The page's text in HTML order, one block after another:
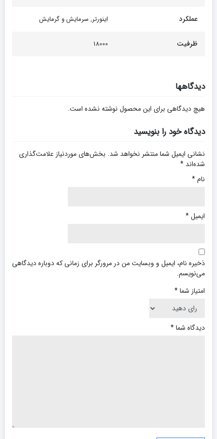
عملکرد اینورتر, سرمایش و گرمایش
ظرفیت 18000
دیدگاهها
هیچ دیدگاهی برای این محصول نوشته نشده است.
دیدگاه خود را بنویسید
نشانی ایمیل شما منتشر نخواهد شد. بخش‌های موردنیاز علامت‌گذاری
شده‌اند *
نام*
ایمیل*
ذخیره نام، ایمیل و وبسایت من در مرورگر برای زمانی که دوباره دیدگاهی
می‌نویسم.
امتیاز شما*
دیدگاه شما*